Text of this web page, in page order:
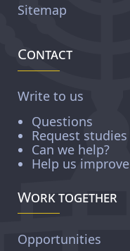
Sitemap
Contact
Write to us
Questions
Request studies
Can we help?
Help us improve
Work together
Opportunities